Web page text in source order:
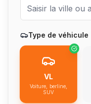
Type de véhicule
VL
Voiture, berline,
SUV